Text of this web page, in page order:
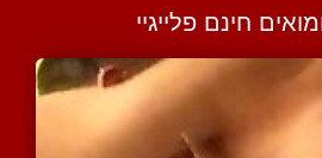
חינם פלייגיי